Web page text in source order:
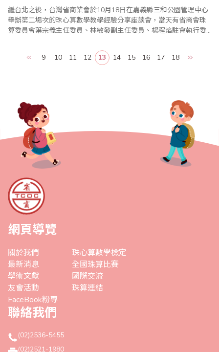
繼台北之後，台灣省商業會於10月18日在嘉義縣三和公園管理中心
舉辦第二場次的珠心算數學教學經驗分享座談會，當天有省商會珠
算委員會葉宗義主任委員、林敏發副主任委員、楊程焰駐會執行委
委員、黃騰誼委員、侯青慧委員等發言分享，還有林秀峰名譽主任
委員、陳士忠駐會執行顧問、劉廷春顧問等蒞臨指導。 台灣省商業
9 10 11 12 13 14 15 16 17 18
網頁導覽
關於我們
最新消息
學術文獻
友會活動
FaceBook粉專
珠心算數學檢定
全國珠算比賽
國際交流
珠算連結
聯絡我們
(02)2536-5455
(02)2521-1980